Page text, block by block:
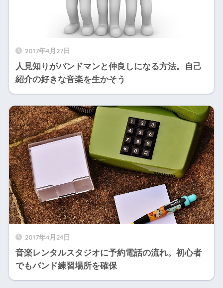
2017年4月27日
人見知りがバンドマンと仲良しになる方法。自己
紹介の好きな音楽を生かそう
2017年4月24日
音楽レンタルスタジオに予約電話の流れ。初心者
でもバンド練習場所を確保